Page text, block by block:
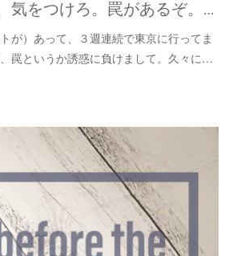
気をつけろ。罠があるぞ。…
が）あって、３週連続で東京に行ってま
罠というか誘惑に負けまして。久々に…